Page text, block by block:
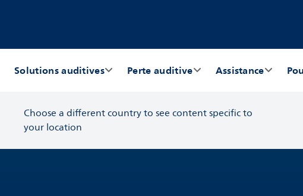
Solutions auditives Perte auditive Assistance
Choose a different country to see content specific to
your location